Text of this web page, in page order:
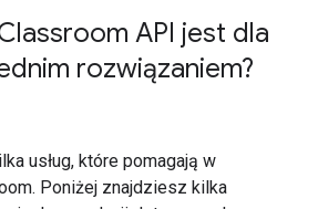
API jest dla
rozwiązaniem?
usług, które pomagają w
Poniżej znajdziesz kilka